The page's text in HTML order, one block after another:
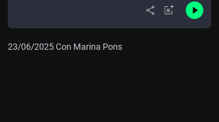
23/06/2025 Con Marina Pons